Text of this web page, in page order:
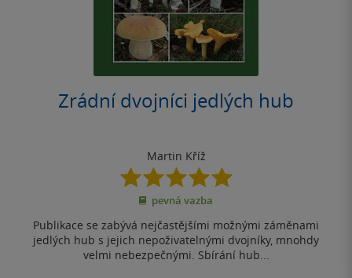
Zrádní dvojníci jedlých hub
Martin Kříž
5.0
z
5
pevná vazba
Publikace se zabývá nejčastějšími možnými záměnami
jedlých hub s jejich nepoživatelnými dvojníky, mnohdy
velmi nebezpečnými. Sbírání hub...